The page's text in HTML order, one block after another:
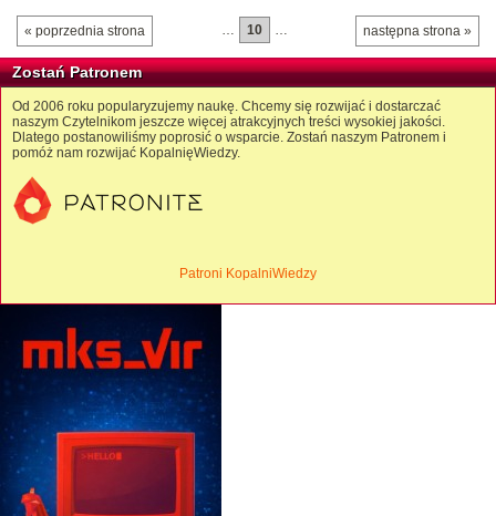
« poprzednia strona następna strona »
… 10 …
Zostań Patronem
Od 2006 roku popularyzujemy naukę. Chcemy się rozwijać i dostarczać
naszym Czytelnikom jeszcze więcej atrakcyjnych treści wysokiej jakości.
Dlatego postanowiliśmy poprosić o wsparcie. Zostań naszym Patronem i
pomóż nam rozwijać KopalnięWiedzy.
Patroni KopalniWiedzy